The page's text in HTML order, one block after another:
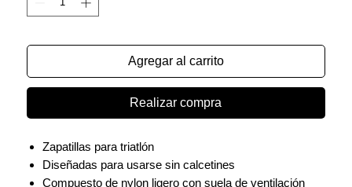
Agregar al carrito
Realizar compra
Zapatillas para triatlón
Diseñadas para usarse sin calcetines
Compuesto de nylon ligero con suela de ventilación